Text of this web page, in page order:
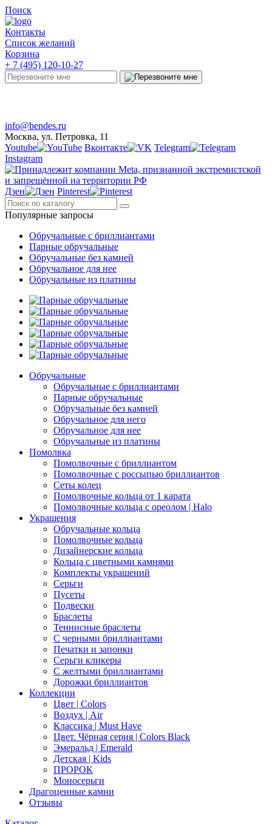
Поиск
Контакты
Список желаний
Корзина
+ 7 (495) 120-10-27
info@bendes.ru
Москва, ул. Петровка, 11
Youtube
Вконтакте
Telegram
Instagram
Дзен Pinterest
Популярные запросы
Обручальные с бриллиантами
Парные обручальные
Обручальные без камней
Обручальное для нее
Обручальные из платины
Обручальные
Обручальные с бриллиантами
Парные обручальные
Обручальные без камней
Обручальное для него
Обручальное для нее
Обручальные из платины
Помолвка
Помолвочные с бриллиантом
Помолвочные с россыпью бриллиантов
Сеты колец
Помолвочные кольца от 1 карата
Помолвочные кольца с ореолом | Halo
Украшения
Обручальные кольца
Помолвочные кольца
Дизайнерские кольца
Кольца с цветными камнями
Комплекты украшений
Серьги
Пусеты
Подвески
Браслеты
Теннисные браслеты
C черными бриллиантами
Печатки и запонки
Серьги кликеры
С желтыми бриллиантами
Дорожки бриллиантов
Коллекции
Цвет | Colors
Воздух | Air
Классика | Must Have
Цвет. Чёрная серия | Colors Black
Эмеральд | Emerald
Детская | Kids
ПРОРОК
Моносерьги
Драгоценные камни
Отзывы